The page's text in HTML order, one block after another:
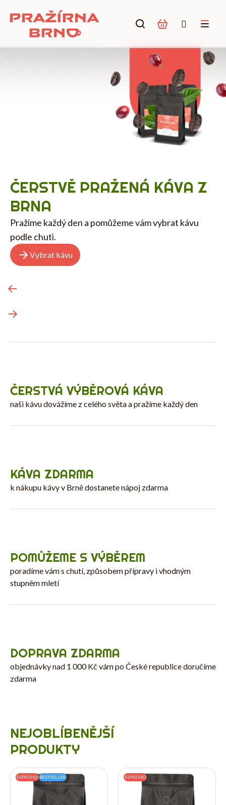
,
B
E
Z
Z
B
Y
T
E
Č
N
Ý
Ř
E
Č
Í
ČERSTVĚ PRAŽENÁ KÁVA Z
BRNA
Pražíme každý den a pomůžeme vám vybrat kávu
podle chuti.
Vybrat kávu
Předchozí
Následující
ČERSTVÁ VÝBĚROVÁ KÁVA
naši kávu dovážíme z celého světa a pražíme každý den
KÁVA ZDARMA
k nákupu kávy v Brně dostanete nápoj zdarma
POMŮŽEME S VÝBĚREM
poradíme vám s chutí, způsobem přípravy i vhodným
stupněm mletí
DOPRAVA ZDARMA
objednávky nad 1 000 Kč vám po České republice doručíme
zdarma
NEJOBLÍBENĚJŠÍ
PRODUKTY
ESPRESSO BESTSELLER ESPRESSO